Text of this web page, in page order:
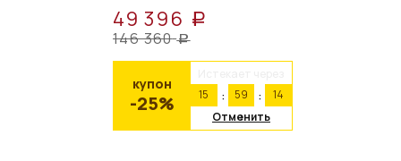
49 396 a
146 360 a
купон
-25%
15
59
14
Отменить